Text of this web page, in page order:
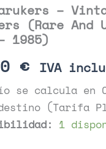
–
(Rare And
1985)
€ IVA
se calcula en
(Tarifa
1